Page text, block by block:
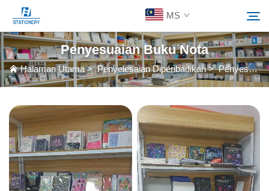
MS
Produk
Tentang Kami
Penyelesaian Diperibadikan
Sumber
Cari
Penyesuaian Buku Nota
Halaman Utama>Penyelesaian Diperibadikan>Penyesuaian Buku Nota